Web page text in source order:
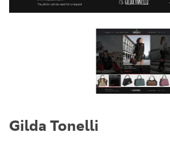
Gilda Tonelli